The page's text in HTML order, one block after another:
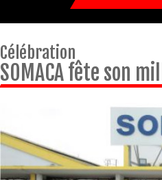
Célébration
SOMACA fête son